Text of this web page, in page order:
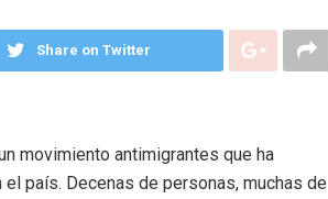
Share on Twitter
movimiento antimigrantes que ha
país. Decenas de personas, muchas de